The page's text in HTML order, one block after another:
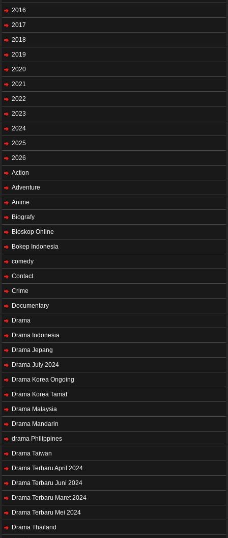
2016
2017
2018
2019
2020
2021
2022
2023
2024
2025
2026
Action
Adventure
Anime
Biografy
Bioskop Online
Bokep Indonesia
comedy
Contact
Crime
Documentary
Drama
Drama Indonesia
Drama Jepang
Drama July 2024
Drama Korea Ongoing
Drama Korea Tamat
Drama Malaysia
Drama Mandarin
drama Philippines
Drama Taiwan
Drama Terbaru April 2024
Drama Terbaru Juni 2024
Drama Terbaru Maret 2024
Drama Terbaru Mei 2024
Drama Thailand